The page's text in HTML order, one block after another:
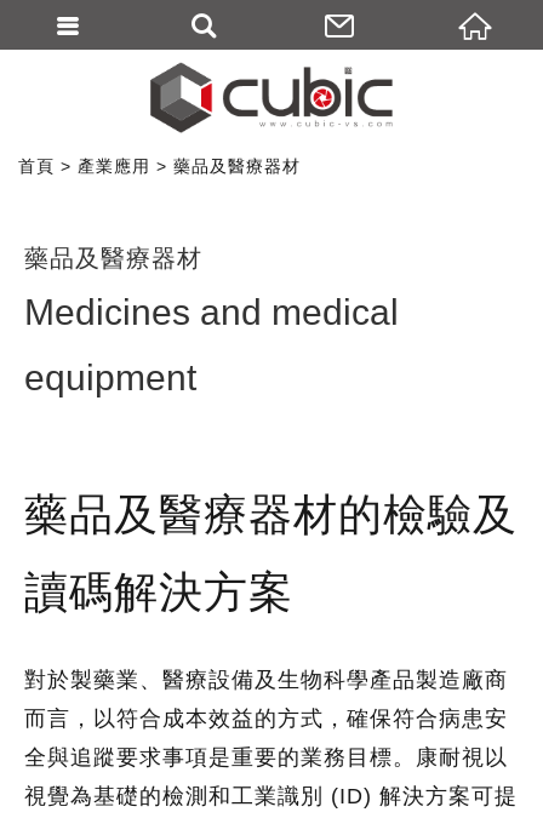
首頁 產業應用 藥品及醫療器材
藥品及醫療器材
Medicines and medical
equipment
藥品及醫療器材的檢驗及
讀碼解決方案
對於製藥業、醫療設備及生物科學產品製造廠商
而言，以符合成本效益的方式，確保符合病患安
全與追蹤要求事項是重要的業務目標。康耐視以
視覺為基礎的檢測和工業識別 (ID) 解決方案可提